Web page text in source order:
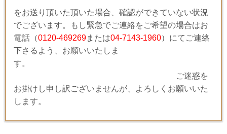
をお送り頂いた頂いた場合、確認ができていない状況
でございます。もし緊急でご連絡をご希望の場合はお
電話（0120-469269または04-7143-1960）にてご連絡
下さるよう、お願いいたしま
す。
ご迷惑を
お掛けし申し訳ございませんが、よろしくお願いいた
します。